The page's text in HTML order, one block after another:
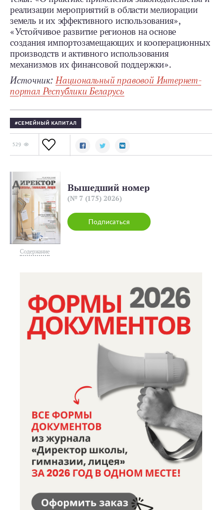
реализации мероприятий в области мелиорации
земель и их эффективного использования»,
«Устойчивое развитие регионов на основе
создания импортозамещающих и кооперационных
производств и активного использования
механизмов их финансовой поддержки».
Источник:Национальный правовой Интернет-
портал Республики Беларусь
СЕМЕЙНЫЙ КАПИТАЛ
529
Содержание
Подписаться
Вышедший номер
(№ 7 (175) 2026)